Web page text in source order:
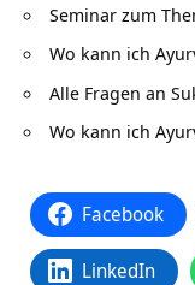
Seminar zum
Wo kann ich
Alle Fragen an
Wo kann ich
Facebook
LinkedIn